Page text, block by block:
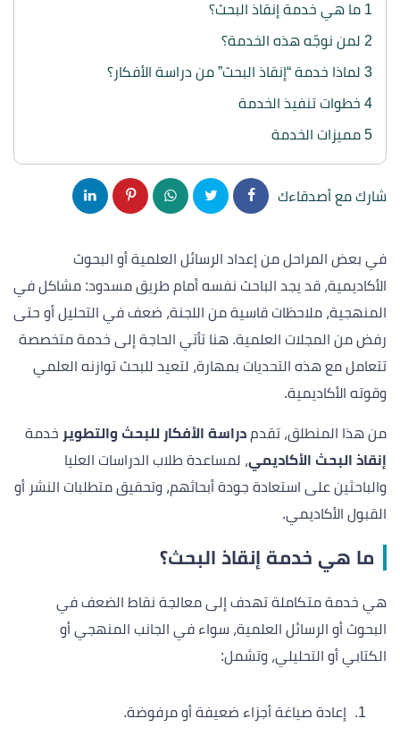
1 ما هي خدمة إنقاذ البحث؟
2 لمن نوجّه هذه الخدمة؟
3 لماذا خدمة “إنقاذ البحث” من دراسة الأفكار؟
4 خطوات تنفيذ الخدمة
5 مميزات الخدمة
شارك مع أصدقاءك
في بعض المراحل من إعداد الرسائل العلمية أو البحوث
الأكاديمية، قد يجد الباحث نفسه أمام طريق مسدود: مشاكل في
المنهجية، ملاحظات قاسية من اللجنة، ضعف في التحليل أو حتى
رفض من المجلات العلمية. هنا تأتي الحاجة إلى خدمة متخصصة
تتعامل مع هذه التحديات بمهارة، لتعيد للبحث توازنه العلمي
وقوته الأكاديمية.
من هذا المنطلق، تقدم دراسة الأفكار للبحث والتطوير خدمة
إنقاذ البحث الأكاديمي، لمساعدة طلاب الدراسات العليا
والباحثين على استعادة جودة أبحاثهم، وتحقيق متطلبات النشر أو
القبول الأكاديمي.
ما هي خدمة إنقاذ البحث؟
هي خدمة متكاملة تهدف إلى معالجة نقاط الضعف في
البحوث أو الرسائل العلمية، سواء في الجانب المنهجي أو
الكتابي أو التحليلي، وتشمل:
إعادة صياغة أجزاء ضعيفة أو مرفوضة.